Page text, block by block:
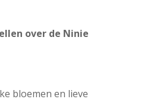
over de Ninie
bloemen en lieve